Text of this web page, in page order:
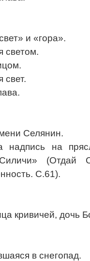
и «гора».
светом.
свет.
Селянин.
надпись на
(Отдай
С.61).
кривичей, дочь
в снегопад.